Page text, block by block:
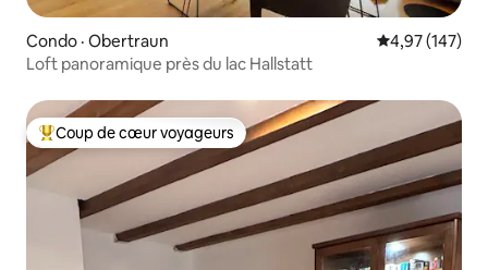
Condo · Obertraun Note
4,97 (147)
Loft panoramique près du lac Hallstatt
Coup de cœur voyageurs parmi les plus aimés
Coup de cœur voyageurs